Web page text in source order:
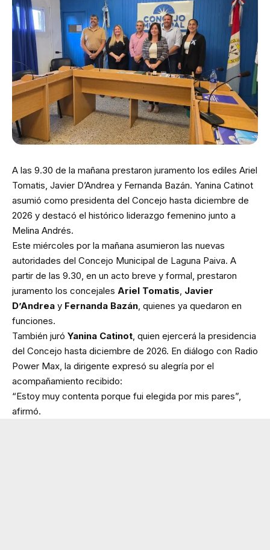
A las 9.30 de la mañana prestaron juramento los ediles Ariel
Tomatis, Javier D’Andrea y Fernanda Bazán. Yanina Catinot
asumió como presidenta del Concejo hasta diciembre de
2026 y destacó el histórico liderazgo femenino junto a
Melina Andrés.
Este miércoles por la mañana asumieron las nuevas
autoridades del Concejo Municipal de Laguna Paiva. A
partir de las 9.30, en un acto breve y formal, prestaron
juramento los concejales Ariel Tomatis Javier
D’Andrea y Fernanda Bazán , quienes ya quedaron en
funciones.
También juró Yanina Catinot , quien ejercerá la presidencia
del Concejo hasta diciembre de 2026. En diálogo con Radio
Power Max, la dirigente expresó su alegría por el
acompañamiento recibido:
“Estoy muy contenta porque fui elegida por mis pares”,
afirmó.